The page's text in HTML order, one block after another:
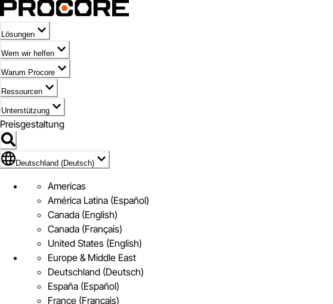
Lösungen
Wem wir helfen
Warum Procore
Ressourcen
Unterstützung
Preisgestaltung
Markieren des Symbols für Deutschland (Deutsch)
Deutschland (Deutsch)
Americas
América Latina (Español)
Canada (English)
Canada (Français)
United States (English)
Europe & Middle East
Deutschland (Deutsch)
España (Español)
France (Français)